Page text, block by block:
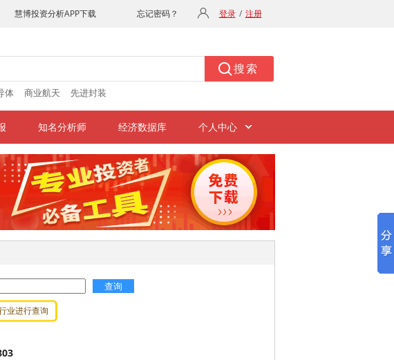
体 商业航天 先进封装
知名分析师 经济数据库 个人中心
业进行查询